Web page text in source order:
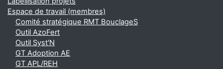
Espace de travail (membres)
Comité stratégique RMT BouclageS
Outil AzoFert
Outil Syst'N
GT Adoption AE
GT APL/REH